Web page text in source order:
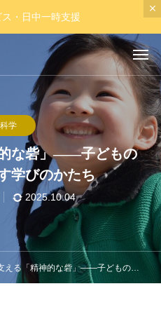
・日中一時支援
学
な砦」——子どもの
学びのかたち
2025.10.04
「精神的な砦」——子どもの可能性を伸ばす学びのかたち